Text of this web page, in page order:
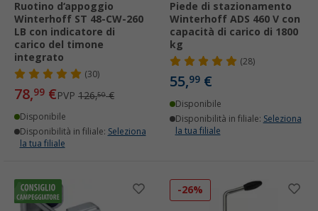
Ruotino d‘appoggio
Winterhoff ST 48-CW-260
LB con indicatore di
carico del timone
integrato
(30)
78,99 €PVP 126,50€
Disponibile
Disponibilità in filiale: Seleziona
la tua filiale
Piede di stazionamento
Winterhoff ADS 460 V con
capacità di carico di 1800
kg
(28)
55,99 €
Disponibile
Disponibilità in filiale: Seleziona
la tua filiale
-26%